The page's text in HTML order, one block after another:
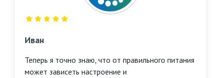
Иван
Теперь я точно знаю, что от правильного питания
может зависеть настроение и